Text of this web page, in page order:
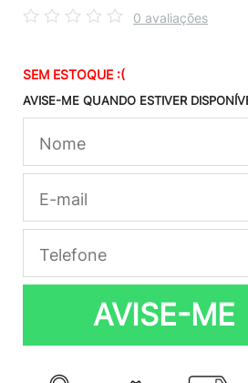
0 avaliações
SEM ESTOQUE :(
AVISE-ME QUANDO ESTIVER
AVISE-ME